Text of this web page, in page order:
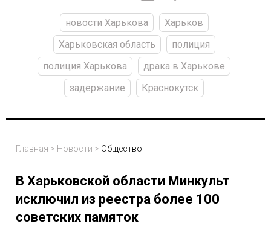
новости Харькова
Харьков
Харьковская область
полиция
полиция Харькова
драка в Харькове
задержание
Краснокутск
Главная > Новости > Общество
В Харьковской области Минкульт
исключил из реестра более 100
советских памяток